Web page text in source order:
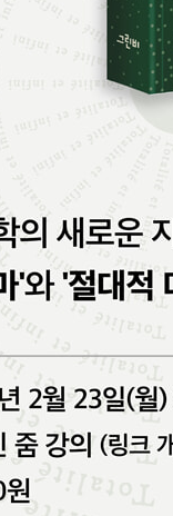
거주” 읽기
주체의 삶
지기―환대의 삶
위한 조건
에서 도래하는 내면성
현” 및 3부 A “얼굴
과 얼굴의 초월
기